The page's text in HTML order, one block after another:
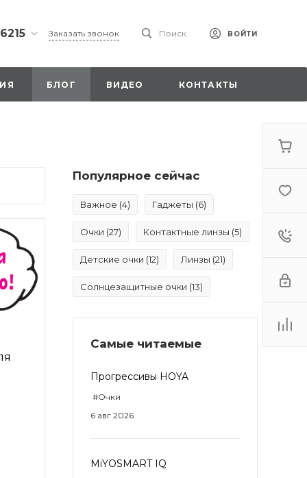
со
IV-
Заказать звонок Поиск ВОЙТИ
БЛОГ ВИДЕО КОНТАКТЫ
Популярное сейчас
Важное (4) Гаджеты (6)
Очки (27) Контактные линзы (5)
Детские очки (12) Линзы (21)
Солнцезащитные очки (13)
Самые читаемые
Прогрессивы HOYA
#Очки
6 авг 2026
MiYOSMART IQ